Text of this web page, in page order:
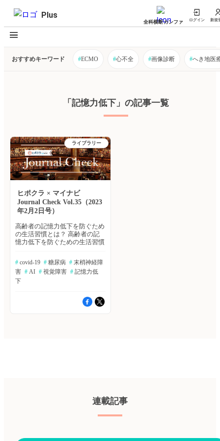
Plus
全科横断カンファ ログイン 新規
おすすめキーワード #ECMO #心不全 #画像診断 #へき地医
「記憶力低下」の記事一覧
ライブラリー
ヒポクラ × マイナビ
Journal Check Vol.35（2023
年2月2日号）
高齢者の記憶力低下を防ぐため
の生活習慣とは？ 高齢者の記
憶力低下を防ぐための生活習慣
間の前向きコホート研究を行っ
た。2009年のベースライン時点
でアポリポタンパク質
E（APOE）のジェノタイピング
歳以上の患者2万9,072人を対象
に、次の6つの健康的な生活習
の報告。 ≫ヒポクラ論文検索
で続きを読む 糖尿病の末梢神
経障害にセリン補給が有用か？
臓器が障害される疾患である。
# covid-19 # 糖尿病 # 末梢神経障
害 # AI # 視覚障害 # 記憶力低
下
連載記事